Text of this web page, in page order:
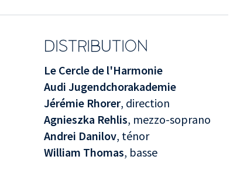
DISTRIBUTION
Le Cercle de l'Harmonie
Audi Jugendchorakademie
Jérémie Rhorer, direction
Agnieszka Rehlis, mezzo-soprano
Andrei Danilov, ténor
William Thomas, basse